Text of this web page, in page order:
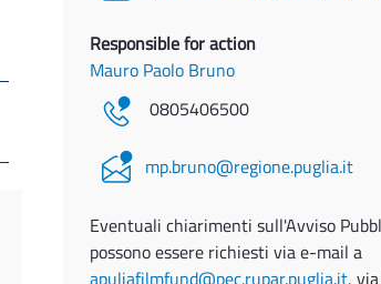
Responsible for action
Mauro Paolo Bruno
0805406500
mp.bruno@regione.puglia.it
Eventuali chiarimenti sull'Avviso
possono essere richiesti via e-mail a